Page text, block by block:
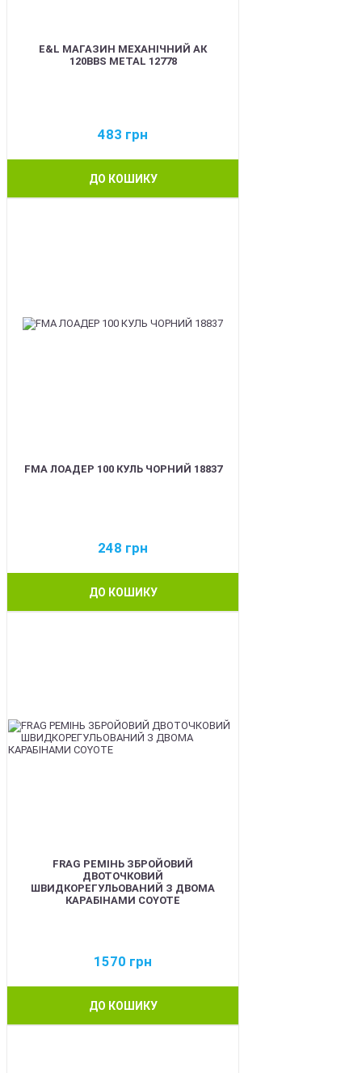
E&L МАГАЗИН МЕХАНІЧНИЙ АК
120BBS METAL 12778
483 грн
ДО КОШИКУ
FMA ЛОАДЕР 100 КУЛЬ ЧОРНИЙ 18837
248 грн
ДО КОШИКУ
FRAG РЕМІНЬ ЗБРОЙОВИЙ
ДВОТОЧКОВИЙ
ШВИДКОРЕГУЛЬОВАНИЙ З ДВОМА
КАРАБІНАМИ COYOTE
1570 грн
ДО КОШИКУ